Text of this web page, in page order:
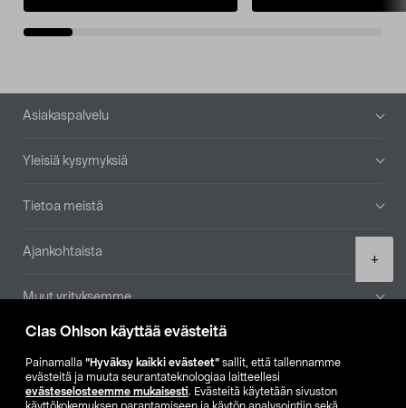
Clas Ohlson käyttää evästeitä
Painamalla ”Hyväksy kaikki evästeet” sallit, että tallennamme
evästeitä ja muuta seurantateknologiaa laitteellesi
evästeselosteemme mukaisesti. Evästeitä käytetään sivuston
+
Alatunniste
Asiakaspalvelu
Yleisiä kysymyksiä
Tietoa meistä
Ajankohtaista
Muut yrityksemme
Etsi myymälä
SE NO FI